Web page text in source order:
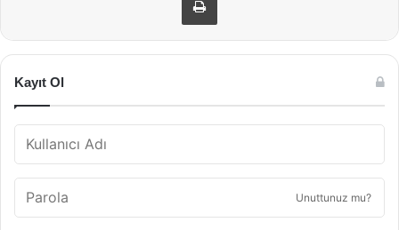
Kayıt Ol
Unuttunuz mu?